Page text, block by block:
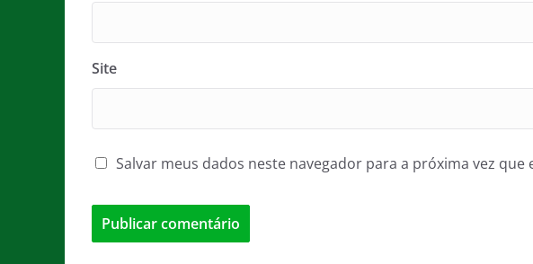
Site
Salvar meus dados neste navegador para a próxima vez que